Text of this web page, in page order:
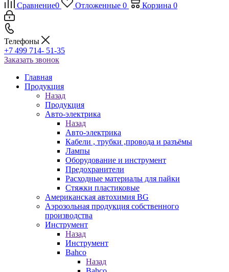
Сравнение0 Отложенные 0 Корзина 0
Телефоны
+7 499 714- 51-35
Заказать звонок
Главная
Продукция
Назад
Продукция
Авто-электрика
Назад
Авто-электрика
Кабели , трубки ,провода и разъёмы
Лампы
Оборудование и инструмент
Предохранители
Расходные материалы для пайки
Стяжки пластиковые
Американская автохимия BG
Аэрозольная продукция собственного
производства
Инструмент
Назад
Инструмент
Bahco
Назад